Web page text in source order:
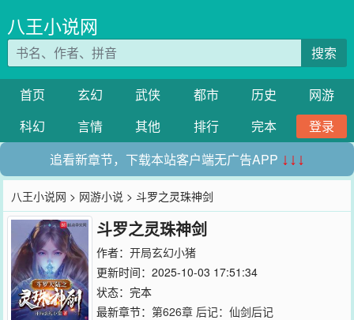
八王小说网
搜索
首页 玄幻 武侠 都市 历史
网游
科幻
言情 其他 排行 完本
登录
追看新章节，下载本站客户端无广告APP ↓↓↓
八王小说网 > 网游小说 > 斗罗之灵珠神剑
斗罗之灵珠神剑
作者： 开局玄幻小猪
更新时间：2025-10-03 17:51:34
状态：完本
最新章节： 第626章 后记：仙剑后记